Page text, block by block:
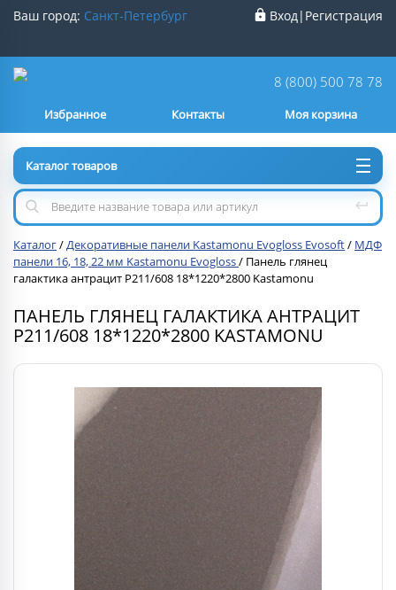
Ваш город: Санкт-Петербург
Нет
Вход| Регистрация
8 (800) 500 78 78
Контакты
Избранное Моя корзина
Каталог товаров
Каталог/Декоративные панели Kastamonu Evogloss Evosoft/ МДФ
панели 16, 18, 22 мм Kastamonu Evogloss/ Панель глянец
галактика антрацит Р211/608 18*1220*2800 Kastamonu
ПАНЕЛЬ ГЛЯНЕЦ ГАЛАКТИКА АНТРАЦИТ
Р211/608 18*1220*2800 KASTAMONU